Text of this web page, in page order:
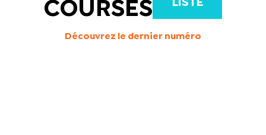
COURSES
LISTE
Découvrez le dernier numéro